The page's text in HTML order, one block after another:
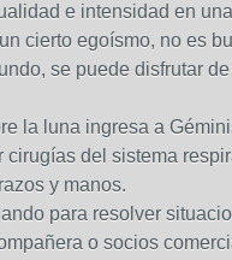
e intensidad en
cierto egoísmo, no es
se puede disfrutar
la luna ingresa a
cirugías del sistema
y manos.
para resolver
o socios